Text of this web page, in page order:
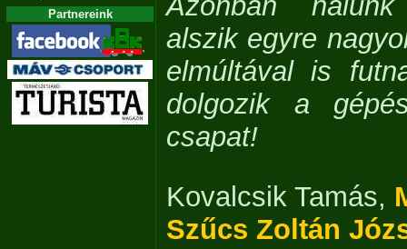
Partnereink
alszik egyre
elmúltával is
dolgozik a
csapat!
Kovalcsik Tamás,
Szűcs Zoltán